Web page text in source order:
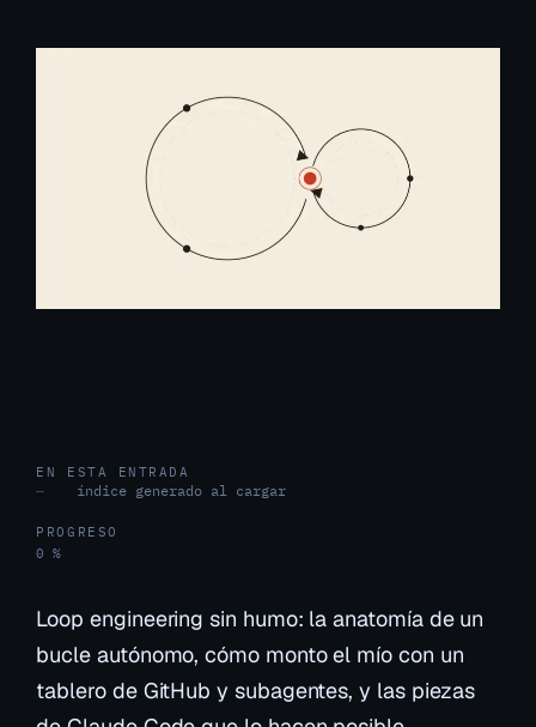
EN ESTA ENTRADA
—
índice generado al cargar
PROGRESO
0 %
Loop engineering sin humo: la anatomía de un
bucle autónomo, cómo monto el mío con un
tablero de GitHub y subagentes, y las piezas